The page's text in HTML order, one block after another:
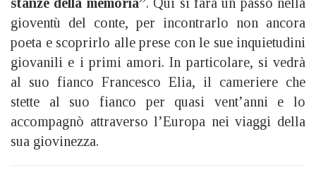
gioventù del conte, per incontrarlo non ancora
poeta e scoprirlo alle prese con le sue inquietudini
giovanili e i primi amori. In particolare, si vedrà
al suo fianco Francesco Elia, il cameriere che
stette al suo fianco per quasi vent’anni e lo
accompagnò attraverso l’Europa nei viaggi della
sua giovinezza.